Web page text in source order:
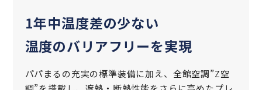
1年中温度差の少ない
温度のバリアフリーを実現
パパまるの充実の標準装備に加え、全館空調”Z空